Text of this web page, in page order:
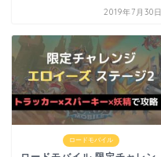
2019年7月30日
ロードモバイル